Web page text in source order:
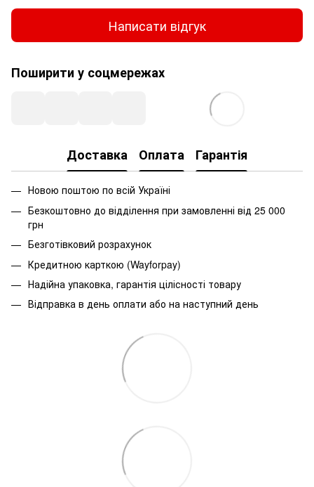
Написати відгук
Поширити у соцмережах
Доставка Оплата Гарантія
Новою поштою по всій Україні
Безкоштовно до відділення при замовленні від 25 000
грн
Безготівковий розрахунок
Кредитною карткою (Wayforpay)
Надійна упаковка, гарантія цілісності товару
Відправка в день оплати або на наступний день